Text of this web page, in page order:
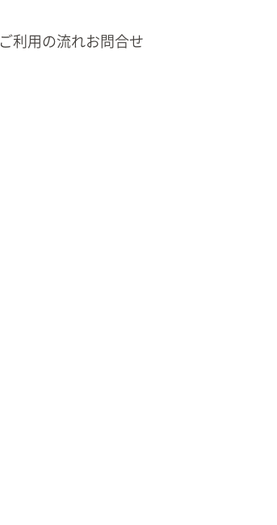
ご利用の流れお問合せ